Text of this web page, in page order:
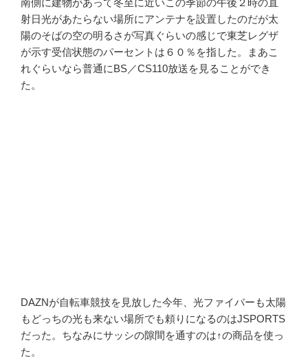
射日光があたらない場所にアンテナを設置したのだが太
陽のそばの空の明るさが写真ぐらいの感じで東芝レグザ
が示す受信状態のパーセントは６０％を指した。まあこ
れぐらいなら普通にBS／CS110放送を見ることができ
た。
DAZNが自転車競技を見放した今年、光ファイバーも太陽
もどっちの光も来ない場所でも頼りになるのはJSPORTS
だった。ちなみにサッシの隙間を通すのは↑の商品を使っ
た。